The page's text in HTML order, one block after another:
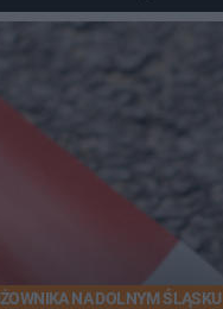
na urlop!
NA DOLNYM ŚLĄSKU